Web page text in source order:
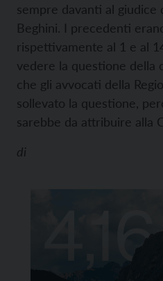
sempre davanti al giudice
Beghini. I precedenti
rispettivamente al 1 e al
vedere la questione della
che gli avvocati della
sollevato la questione,
sarebbe da attribuire alla
di